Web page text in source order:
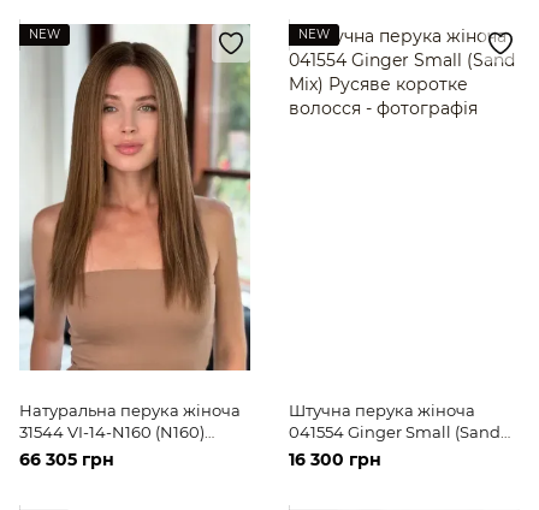
NEW
Натуральна перука жіноча
31544 VI-14-N160 (N160)
Русяве довге волосся
66 305 грн
NEW
Штучна перука жіноча
041554 Ginger Small (Sand
Mix) Русяве коротке волосся
16 300 грн